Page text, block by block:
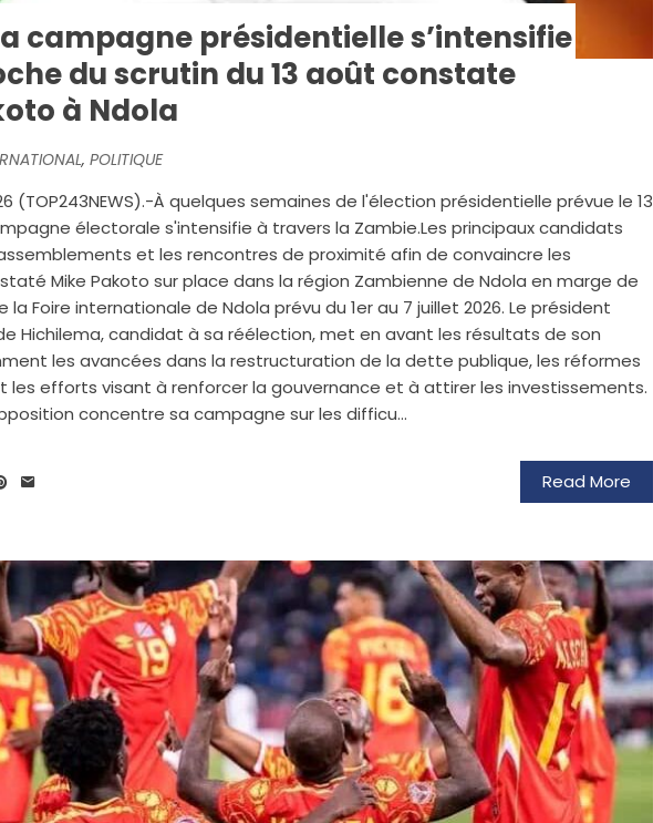
campagne présidentielle s’intensifie
du scrutin du 13 août constate
à Ndola
, POLITIQUE
(TOP243NEWS).-À quelques semaines de l'élection présidentielle prévue le 13
électorale s'intensifie à travers la Zambie.Les principaux candidats
et les rencontres de proximité afin de convaincre les
Mike Pakoto sur place dans la région Zambienne de Ndola en marge de
la Foire internationale de Ndola prévu du 1er au 7 juillet 2026. Le président
Hichilema, candidat à sa réélection, met en avant les résultats de son
les avancées dans la restructuration de la dette publique, les réformes
les efforts visant à renforcer la gouvernance et à attirer les investissements.
concentre sa campagne sur les difficu...
Read More